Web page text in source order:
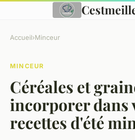
Accueil›Minceur
MINCEUR
Céréales et
incorporer dans
recettes d'été